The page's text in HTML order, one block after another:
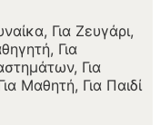
Για Ζευγάρι,
Για
Για
Μαθητή, Για Παιδί